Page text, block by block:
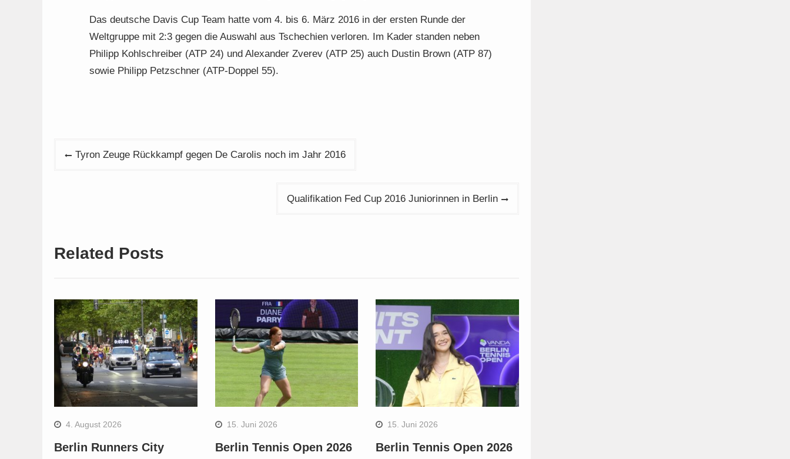
Das deutsche Davis Cup Team hatte vom 4. bis 6. März 2016 in der ersten Runde der
Weltgruppe mit 2:3 gegen die Auswahl aus Tschechien verloren. Im Kader standen neben
Philipp Kohlschreiber (ATP 24) und Alexander Zverev (ATP 25) auch Dustin Brown (ATP 87)
sowie Philipp Petzschner (ATP-Doppel 55).
Beitragsnavigation
Tyron Zeuge Rückkampf gegen De Carolis noch im Jahr 2016
Qualifikation Fed Cup 2016 Juniorinnen in Berlin
Related Posts
4. August 2026
Berlin Runners City
15. Juni 2026
Berlin Tennis Open 2026
15. Juni 2026
Berlin Tennis Open 2026